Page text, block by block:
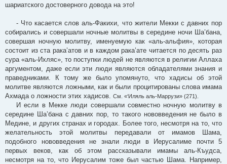
шариатского достоверного довода на это!
- Что касается слов аль-Факихи, что жители Мекки с давних пор
собирались и совершали ночные молитвы в середине ночи Ша’бана,
совершая ночную молитву, именуемую как «аль-альфия», которая
состоит из ста рака’атов и в каждом рака’ате читается по десять раз
сура «аль-Ихляс», то поступки людей не являются в религии Аллаха
аргументом, даже если эти люди являются обладателями знания и
праведниками. К тому же было упомянуто, что хадисы об этой
молитве являются ложными, как и были процитированы слова имама
Ахмада о ложности этих хадисов.
См. «‘Иляль аль-Маррузи» (271).
И если в Мекке люди совершали совместно ночную молитву в
середине Ша’бана с давних пор, то такого нововведения не было в
Медине, и других странах и городах. Более того, несмотря на то, что
желательность этой молитвы передавали от имамов Шама,
подобного нововведения не знали люди в Иерусалиме почти 5
первых веков, как об этом рассказывали имамы аль-Къудса,
несмотря на то, что Иерусалим тоже был частью Шама. Например,